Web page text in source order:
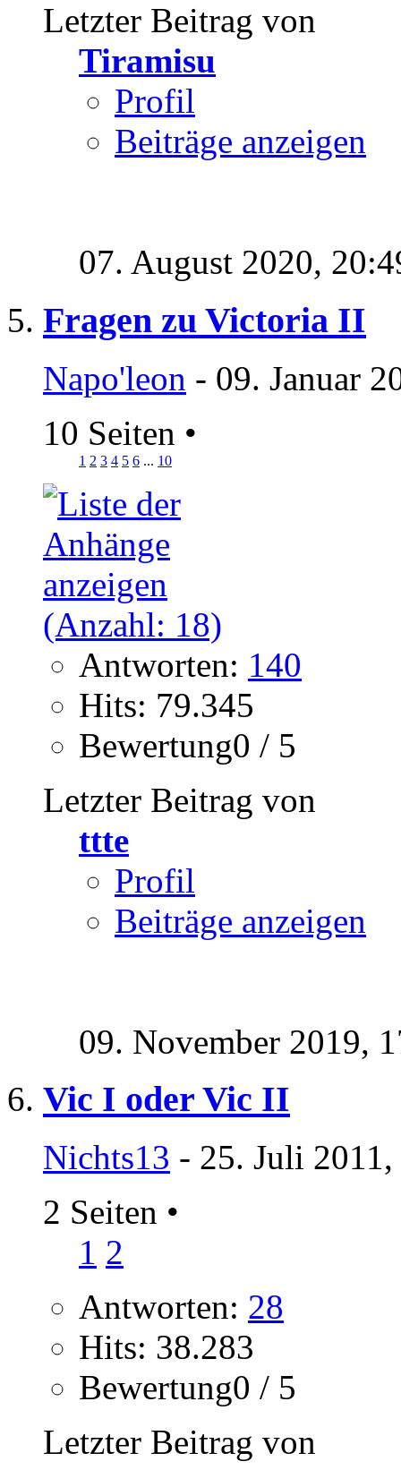
Letzter Beitrag von
Tiramisu
Profil
Beiträge anzeigen
07. August 2020,
Fragen zu Victoria II
Napo'leon - 09. Januar
10 Seiten •
1 2 3 4 5 6 ... 10
Antworten: 140
Hits: 79.345
Bewertung0 / 5
Letzter Beitrag von
ttte
Profil
Beiträge anzeigen
09. November 2019,
Vic I oder Vic II
Nichts13 - 25. Juli
2 Seiten •
1 2
Antworten: 28
Hits: 38.283
Bewertung0 / 5
Letzter Beitrag von